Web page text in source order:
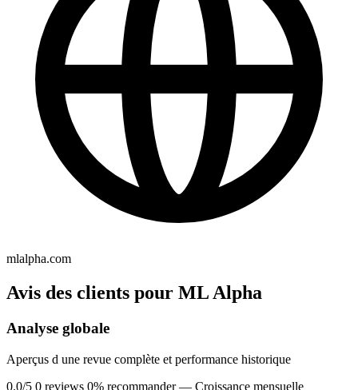
mlalpha.com
Avis des clients pour ML Alpha
Analyse globale
Aperçus d une revue complète et performance historique
0.0/5 0 reviews 0% recommander — Croissance mensuelle